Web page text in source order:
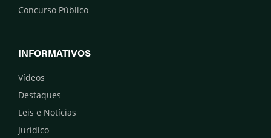
Concurso Público
INFORMATIVOS
Vídeos
Destaques
Leis e Notícias
Jurídico